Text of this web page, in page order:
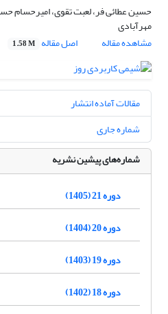
حسین عطائی فر، لعبت تقوی، امیرحسام
مهرآبادی
مشاهده مقاله
اصل مقاله 1.58 M
مقالات آماده انتشار
شماره جاری
شماره‌های پیشین نشریه
دوره 21 (1405)
دوره 20 (1404)
دوره 19 (1403)
دوره 18 (1402)